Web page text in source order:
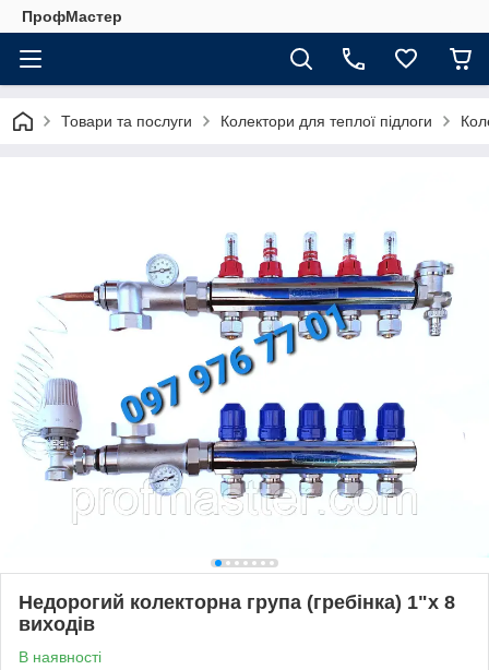
ПрофМастер
Товари та послуги Колектори для теплої підлоги
Недорогий колекторна група (гребінка) 1"х 8
виходів
В наявності